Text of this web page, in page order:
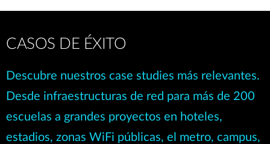
CASOS DE ÉXITO
Descubre nuestros case studies más relevantes.
Desde infraestructuras de red para más de 200
escuelas a grandes proyectos en hoteles,
estadios, zonas WiFi públicas, el metro, campus,